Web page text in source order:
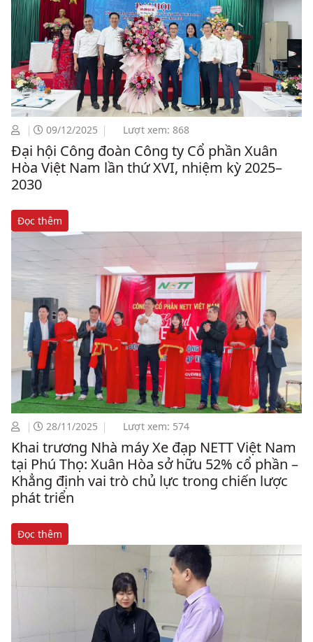
09/12/2025 Lượt xem: 868
Đại hội Công đoàn Công ty Cổ phần Xuân
Hòa Việt Nam lần thứ XVI, nhiệm kỳ 2025–
2030
Đọc thêm
28/11/2025 Lượt xem: 574
Khai trương Nhà máy Xe đạp NETT Việt Nam
tại Phú Thọ: Xuân Hòa sở hữu 52% cổ phần –
Khẳng định vai trò chủ lực trong chiến lược
phát triển
Đọc thêm